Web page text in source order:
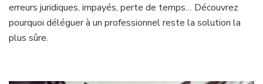
erreurs juridiques, impayés, perte de temps… Découvrez
pourquoi déléguer à un professionnel reste la solution la
plus sûre.